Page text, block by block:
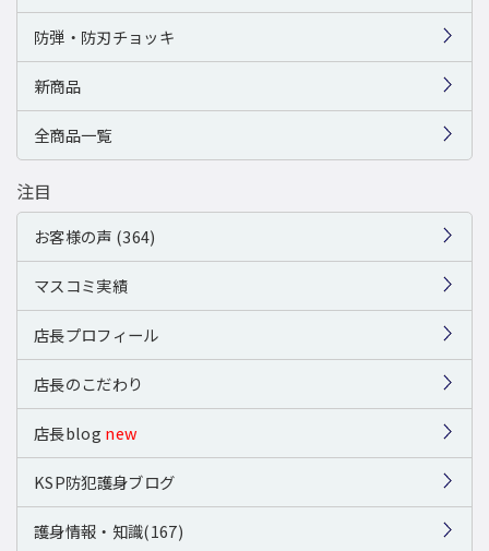
防弾・防刃チョッキ
新商品
全商品一覧
注目
お客様の声 (364)
マスコミ実績
店長プロフィール
店長のこだわり
店長blog new
KSP防犯護身ブログ
護身情報・知識(167)